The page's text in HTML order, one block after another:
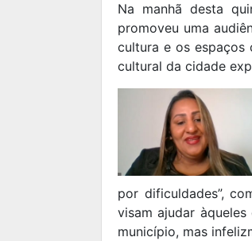
Na manhã desta
promoveu uma
cultura e os espaços
cultural da cidade
por dificuldades”,
visam ajudar
município, mas